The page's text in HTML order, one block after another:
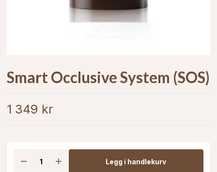
Smart Occlusive System (SOS)
1 349 kr
Legg i handlekurv